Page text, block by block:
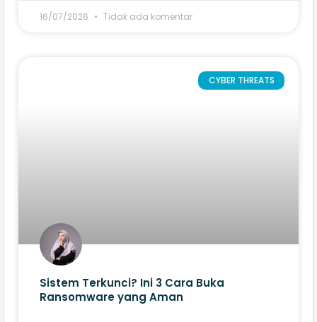
16/07/2026 Tidak ada komentar
CYBER THREATS
Sistem Terkunci? Ini 3 Cara Buka
Ransomware yang Aman